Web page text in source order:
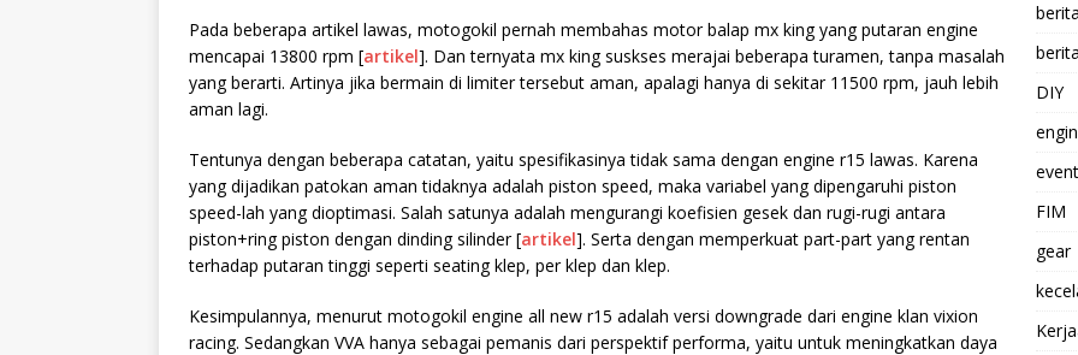
Pada beberapa artikel lawas, motogokil pernah membahas motor balap mx king yang putaran engine
mencapai 13800 rpm [artikel]. Dan ternyata mx king suskses merajai beberapa turamen, tanpa masalah
yang berarti. Artinya jika bermain di limiter tersebut aman, apalagi hanya di sekitar 11500 rpm, jauh lebih
aman lagi.
Tentunya dengan beberapa catatan, yaitu spesifikasinya tidak sama dengan engine r15 lawas. Karena
yang dijadikan patokan aman tidaknya adalah piston speed, maka variabel yang dipengaruhi piston
speed-lah yang dioptimasi. Salah satunya adalah mengurangi koefisien gesek dan rugi-rugi antara
piston+ring piston dengan dinding silinder [artikel]. Serta dengan memperkuat part-part yang rentan
terhadap putaran tinggi seperti seating klep, per klep dan klep.
Kesimpulannya, menurut motogokil engine all new r15 adalah versi downgrade dari engine klan vixion
racing. Sedangkan VVA hanya sebagai pemanis dari perspektif performa, yaitu untuk meningkatkan daya
DIY
FIM
gear